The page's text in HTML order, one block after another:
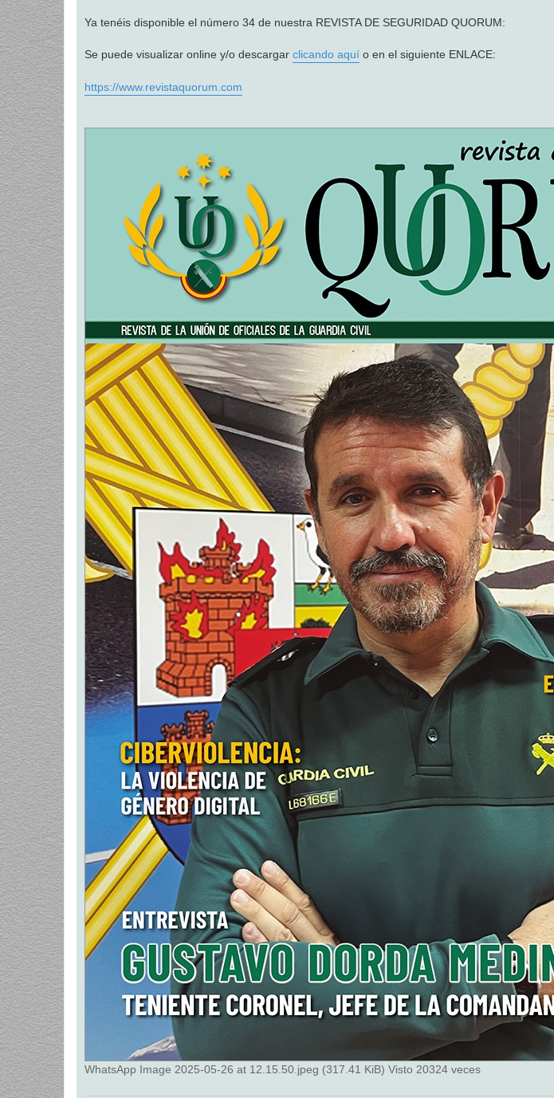
j
e
Ya tenéis disponible el número 34 de nuestra REVISTA DE SEGURIDAD QUORUM:
Se puede visualizar online y/o descargar clicando aquí o en el siguiente ENLACE:
https://www.revistaquorum.com
WhatsApp Image 2025-05-26 at 12.15.50.jpeg (317.41 KiB) Visto 20324 veces